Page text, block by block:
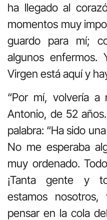
ha llegado al
momentos muy
guardo para mí;
algunos enfermos.
Virgen está aquí y
“Por mí, volvería a
Antonio, de 52
palabra: “Ha sido
No me esperaba
muy ordenado.
¡Tanta gente y
estamos
pensar en la cola